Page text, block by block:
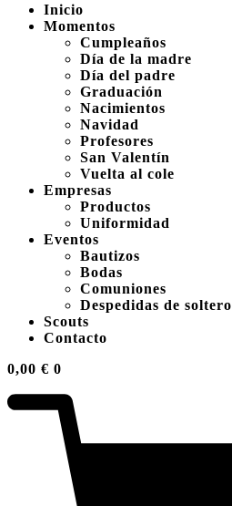
Inicio
Momentos
Cumpleaños
Día de la madre
Día del padre
Graduación
Nacimientos
Navidad
Profesores
San Valentín
Vuelta al cole
Empresas
Productos
Uniformidad
Eventos
Bautizos
Bodas
Comuniones
Despedidas de soltero
Scouts
Contacto
0,00 € 0